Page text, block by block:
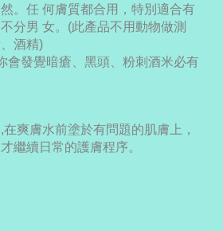
。任 何膚質都合用，特別適合有
分男 女。(此產品不用動物做測
酒精)
會發覺暗瘡、黑頭、粉刺酒米必有
爽膚水前塗於有問題的肌膚上，
繼續日常的護膚程序。